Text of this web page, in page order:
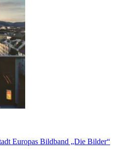
Europas Bildband „Die Bilder“